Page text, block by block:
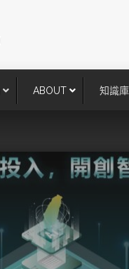
ABOUT 知識庫